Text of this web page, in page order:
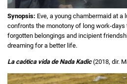
Synopsis: Eve, a young chambermaid at a
confronts the monotony of long work-
forgotten belongings and incipient
dreaming for a better life.
La caótica vida de Nada Kadic(2018, dir.